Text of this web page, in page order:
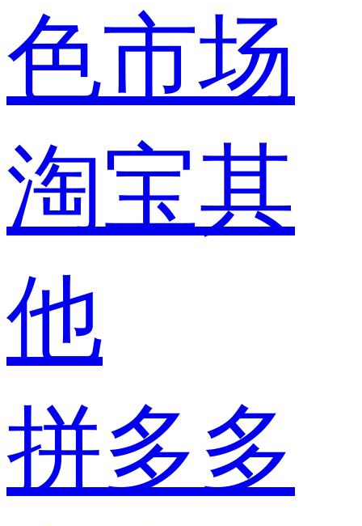
色市场
淘宝其
他
拼多多